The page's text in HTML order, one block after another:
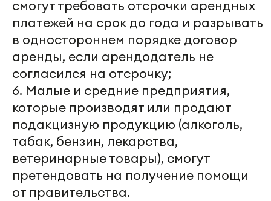
смогут требовать отсрочки арендных
платежей на срок до года и разрывать
в одностороннем порядке договор
аренды, если арендодатель не
согласился на отсрочку;
6. Малые и средние предприятия,
которые производят или продают
подакцизную продукцию (алкоголь,
табак, бензин, лекарства,
ветеринарные товары), смогут
претендовать на получение помощи
от правительства.